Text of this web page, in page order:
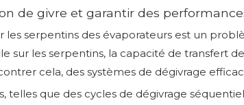
de givre et garantir des
les serpentins des évaporateurs est un
sur les serpentins, la capacité de transfert
cela, des systèmes de dégivrage
telles que des cycles de dégivrage